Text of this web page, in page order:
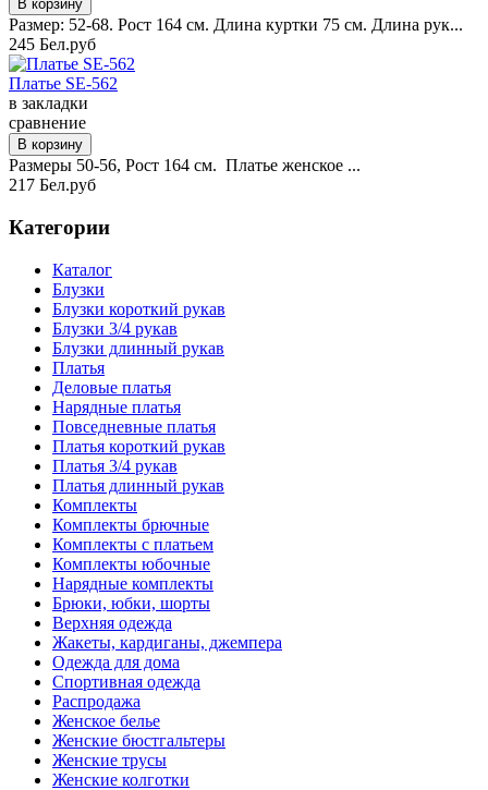
Размер: 52-68. Рост 164 см. Длина куртки 75 см. Длина рук...
245 Бел.руб
Платье SE-562
в закладки
сравнение
Размеры 50-56, Рост 164 см. Платье женское ...
217 Бел.руб
Категории
Каталог
Блузки
Блузки короткий рукав
Блузки 3/4 рукав
Блузки длинный рукав
Платья
Деловые платья
Нарядные платья
Повседневные платья
Платья короткий рукав
Платья 3/4 рукав
Платья длинный рукав
Комплекты
Комплекты брючные
Комплекты с платьем
Комплекты юбочные
Нарядные комплекты
Брюки, юбки, шорты
Верхняя одежда
Жакеты, кардиганы, джемпера
Одежда для дома
Спортивная одежда
Распродажа
Женское белье
Женские бюстгальтеры
Женские трусы
Женские колготки